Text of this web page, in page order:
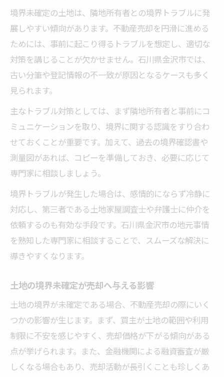
※しつこい営業は一切ありません※ご入力いた
だいた情報は査定以外には使用いたしません
境界未確定の土地は、隣地所有者との境界トラブルに発
展しやすい傾向があります。不動産売却を円滑に進める
ためには、事前に起こり得るトラブルを想定し、適切な
対策を講じることが欠かせません。石川県金沢市では、
古い分筆や登記情報の不一致が原因となるケースも多く
見られます。
主なトラブル対策としては、まず隣地所有者と事前にコ
ミュニケーションを取り、境界に関する認識をすり合わ
せておくことが重要です。加えて、過去の境界確認書や
測量図があれば、コピーを準備しておき、必要に応じて
専門家に相談しましょう。
境界トラブルが発生した場合は、感情的にならず冷静に
対応し、第三者である土地家屋調査士や弁護士に仲介を
依頼するのも有効な手段です。石川県金沢市の地元事情
を熟知した専門家に相談することで、スムーズな解決に
導きやすくなります。
土地の境界未確定が売却へ与える影響
土地の境界が未確定である場合、不動産売却の際にいく
つかの影響が生じます。まず、買主が土地の範囲や利用
制限に不安を感じやすく、売却価格が下がる傾向がある
点が挙げられます。また、金融機関による融資審査が厳
しくなる場合もあり、売却活動が長引くことも珍しくあ